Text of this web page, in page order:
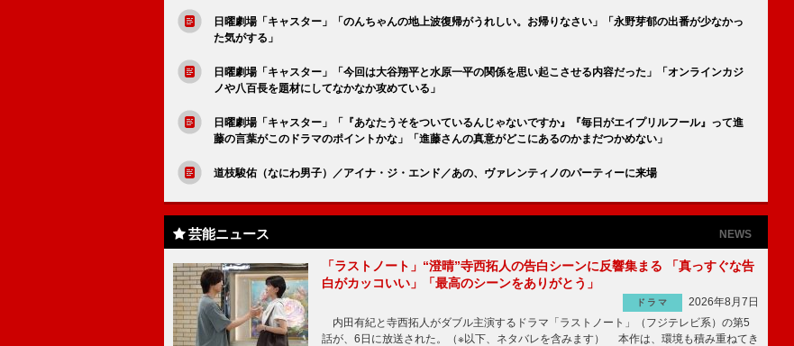
日曜劇場「キャスター」「のんちゃんの地上波復帰がうれしい。お帰りなさい」「永野芽郁の出番が少なかっ
た気がする」
日曜劇場「キャスター」「今回は大谷翔平と水原一平の関係を思い起こさせる内容だった」「オンラインカジ
ノや八百長を題材にしてなかなか攻めている」
日曜劇場「キャスター」「『あなたうそをついているんじゃないですか』『毎日がエイプリルフール』って進
藤の言葉がこのドラマのポイントかな」「進藤さんの真意がどこにあるのかまだつかめない」
道枝駿佑（なにわ男子）／アイナ・ジ・エンド／あの、ヴァレンティノのパーティーに来場
芸能ニュース NEWS
「ラストノート」“澄晴”寺西拓人の告白シーンに反響集まる 「真っすぐな告
白がカッコいい」「最高のシーンをありがとう」
ドラマ
2026年8月7日
内田有紀と寺西拓人がダブル主演するドラマ「ラストノート」（フジテレビ系）の第5
話が、6日に放送された。（※以下、ネタバレを含みます） 本作は、環境も積み重ねてき